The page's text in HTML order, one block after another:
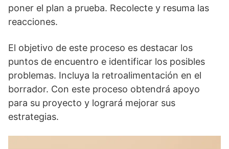
poner el plan a prueba. Recolecte y resuma las
reacciones.
El objetivo de este proceso es destacar los
puntos de encuentro e identificar los posibles
problemas. Incluya la retroalimentación en el
borrador. Con este proceso obtendrá apoyo
para su proyecto y logrará mejorar sus
estrategias.